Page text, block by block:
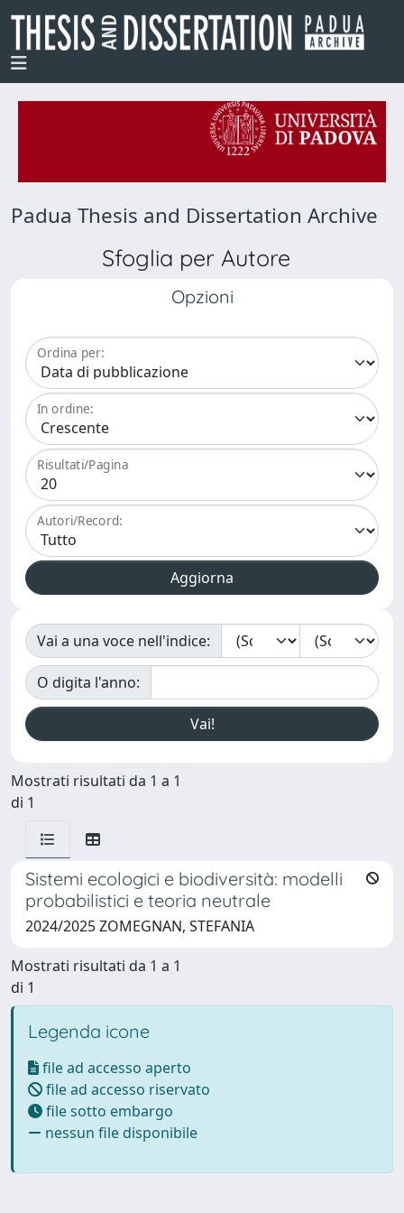
Padua Thesis and Dissertation Archive
Sfoglia per Autore
Opzioni
Ordina per:
In ordine:
Risultati/Pagina
Autori/Record:
Vai a una voce nell'indice:
O digita l'anno:
Mostrati risultati da 1 a 1
di 1
Sistemi ecologici e biodiversità: modelli
probabilistici e teoria neutrale
2024/2025 ZOMEGNAN, STEFANIA
Mostrati risultati da 1 a 1
di 1
Legenda icone
file ad accesso aperto
file ad accesso riservato
file sotto embargo
nessun file disponibile